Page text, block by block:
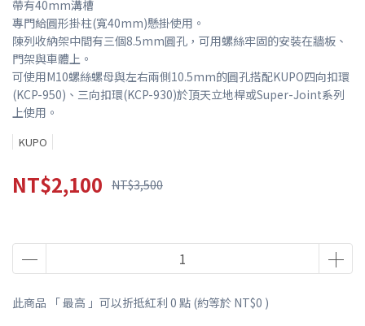
帶有40mm溝槽
專門給圓形掛柱(寬40mm)懸掛使用。
陳列收納架中間有三個8.5mm圓孔，可用螺絲牢固的安裝在牆板、
門架與車體上。
可使用M10螺絲螺母與左右兩側10.5mm的圓孔搭配KUPO四向扣環
(KCP-950)、三向扣環(KCP-930)於頂天立地桿或Super-Joint系列
上使用。
KUPO
NT$2,100 NT$3,500
此商品 「 最高 」可以折抵紅利 0 點 (約等於 NT$0 )